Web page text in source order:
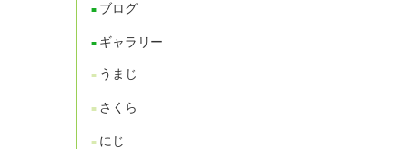
ブログ
ギャラリー
うまじ
さくら
にじ